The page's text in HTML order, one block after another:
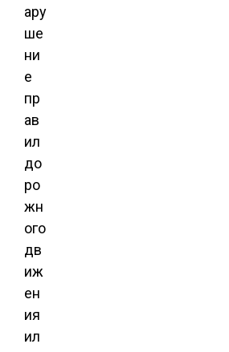
ару
ше
ни
е
пр
ав
ил
до
ро
жн
ого
дв
иж
ен
ия
ил